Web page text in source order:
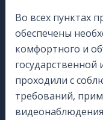
Во всех пунктах
обеспечены
комфортного и
государственной
проходили с
требований,